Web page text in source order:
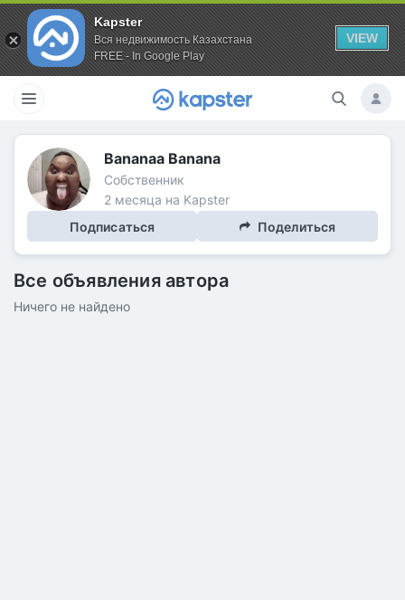
Kapster
Вся недвижимость Казахстана
FREE - In Google Play
VIEW
Bananaa Banana
Собственник
2 месяца на Kapster
Подписаться
Поделиться
Все объявления автора
Ничего не найдено